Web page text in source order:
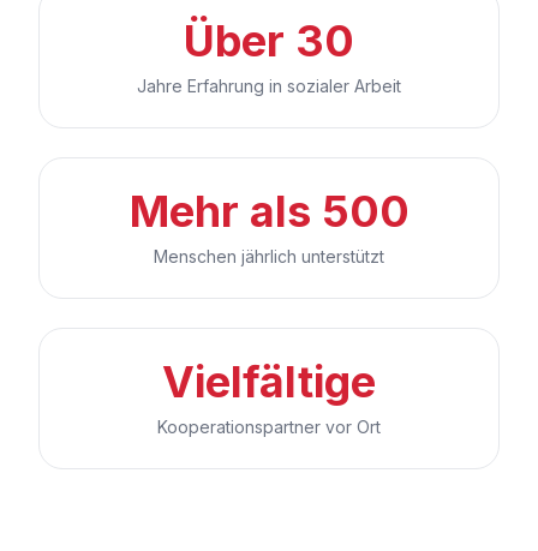
Über 30
Jahre Erfahrung in sozialer Arbeit
Mehr als 500
Menschen jährlich unterstützt
Vielfältige
Kooperationspartner vor Ort